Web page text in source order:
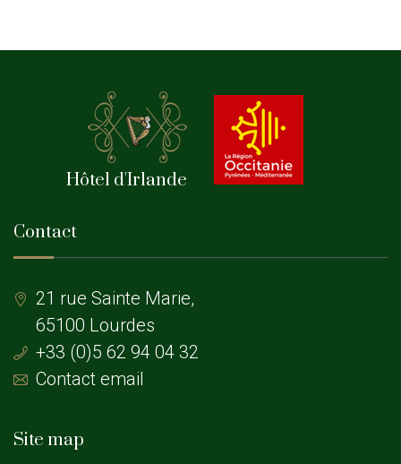
Hôtel d'Irlande
Contact
21 rue Sainte Marie,
65100 Lourdes
+33 (0)5 62 94 04 32
Contact email
Site map